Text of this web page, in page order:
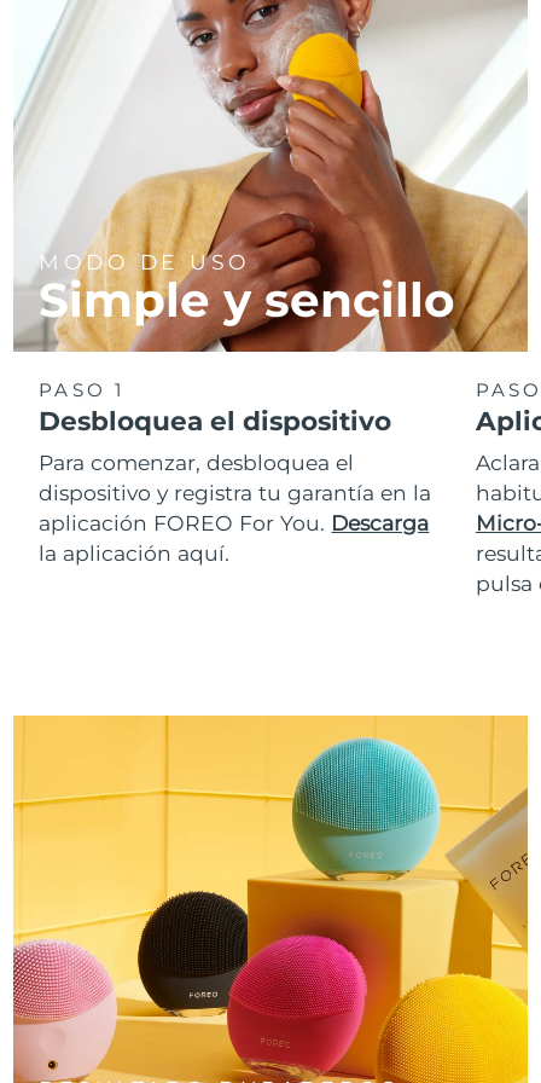
MODO DE USO
Simple y sencillo
PASO 1
Desbloquea el dispositivo
Para comenzar, desbloquea el
dispositivo y registra tu garantía en la
aplicación FOREO For You. Descarga
la aplicación aquí.
pulsa